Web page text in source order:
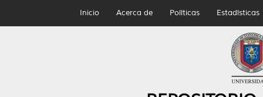
Inicio Acerca de Políticas Estadísticas